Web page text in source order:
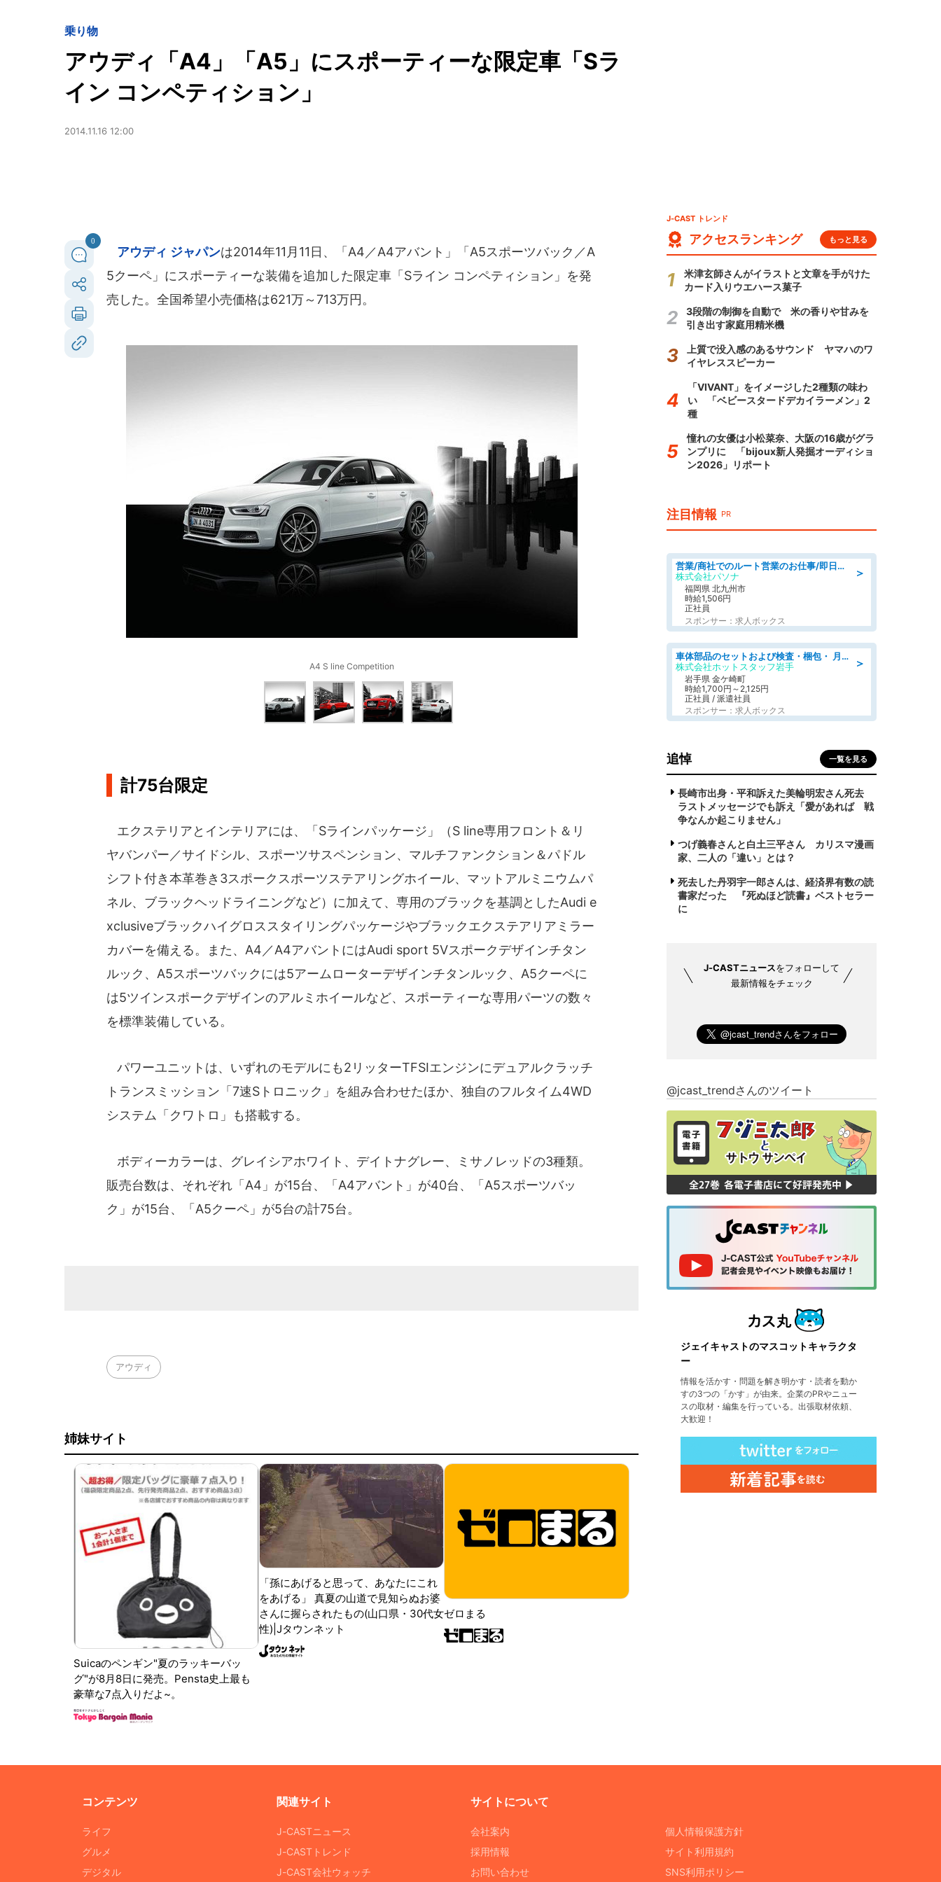
乗り物
アウディ「A4」「A5」にスポーティーな限定車「Sラ
イン コンペティション」
2014.11.16 12:00
0
アウディ ジャパンは2014年11月11日、「A4／A4アバント」「A5スポーツバック／A
5クーペ」にスポーティーな装備を追加した限定車「Sライン コンペティション」を発
売した。全国希望小売価格は621万～713万円。
A4 S line Competition
計75台限定
エクステリアとインテリアには、「Sラインパッケージ」（S line専用フロント＆リ
ヤバンパー／サイドシル、スポーツサスペンション、マルチファンクション＆パドル
シフト付き本革巻き3スポークスポーツステアリングホイール、マットアルミニウムパ
ネル、ブラックヘッドライニングなど）に加えて、専用のブラックを基調としたAudi e
xclusiveブラックハイグロススタイリングパッケージやブラックエクステアリアミラー
カバーを備える。また、A4／A4アバントにはAudi sport 5Vスポークデザインチタン
ルック、A5スポーツバックには5アームローターデザインチタンルック、A5クーペに
は5ツインスポークデザインのアルミホイールなど、スポーティーな専用パーツの数々
を標準装備している。
パワーユニットは、いずれのモデルにも2リッターTFSIエンジンにデュアルクラッチ
トランスミッション「7速Sトロニック」を組み合わせたほか、独自のフルタイム4WD
システム「クワトロ」も搭載する。
ボディーカラーは、グレイシアホワイト、デイトナグレー、ミサノレッドの3種類。
販売台数は、それぞれ「A4」が15台、「A4アバント」が40台、「A5スポーツバッ
ク」が15台、「A5クーペ」が5台の計75台。
アウディ
姉妹サイト
Suicaのペンギン"夏のラッキーバッ
グ"が8月8日に発売。Pensta史上最も
豪華な7点入りだよ~。
「孫にあげると思って、あなたにこれ
をあげる」 真夏の山道で見知らぬお婆
さんに握らされたもの(山口県・30代女
性)|Jタウンネット
ゼロまる
J-CAST トレンド
アクセスランキング もっと見る
米津玄師さんがイラストと文章を手がけた
カード入りウエハース菓子
3段階の制御を自動で 米の香りや甘みを
引き出す家庭用精米機
上質で没入感のあるサウンド ヤマハのワ
イヤレススピーカー
「VIVANT」をイメージした2種類の味わ
い 「ベビースタードデカイラーメン」2
種
憧れの女優は小松菜奈、大阪の16歳がグラ
ンプリに 「bijoux新人発掘オーディショ
ン2026」リポート
注目情報 PR
＞
営業/商社でのルート営業のお仕事/即日勤務可/車通勤可/営業
株式会社パソナ
福岡県 北九州市
時給1,506円
正社員
スポンサー：求人ボックス
＞
車体部品のセットおよび検査・梱包・ 月収32万可!自動車部品の組付け・検査 家賃補助あり 長期安定/日払いOK
株式会社ホットスタッフ岩手
岩手県 金ケ崎町
時給1,700円～2,125円
正社員 / 派遣社員
スポンサー：求人ボックス
追悼 一覧を見る
長崎市出身・平和訴えた美輪明宏さん死去
ラストメッセージでも訴え「愛があれば 戦
争なんか起こりません」
つげ義春さんと白土三平さん カリスマ漫画
家、二人の「違い」とは？
死去した丹羽宇一郎さんは、経済界有数の読
書家だった 『死ぬほど読書』ベストセラー
に
J-CASTニュースをフォローして
最新情報をチェック
@jcast_trendさんのツイート
ジェイキャストのマスコットキャラクタ
ー
情報を活かす・問題を解き明かす・読者を動か
すの3つの「かす」が由来。企業のPRやニュー
スの取材・編集を行っている。出張取材依頼、
大歓迎！
コンテンツ
ライフ
グルメ
デジタル
関連サイト
J-CASTニュース
J-CASTトレンド
J-CAST会社ウォッチ
サイトについて
会社案内
採用情報
お問い合わせ
個人情報保護方針
サイト利用規約
SNS利用ポリシー